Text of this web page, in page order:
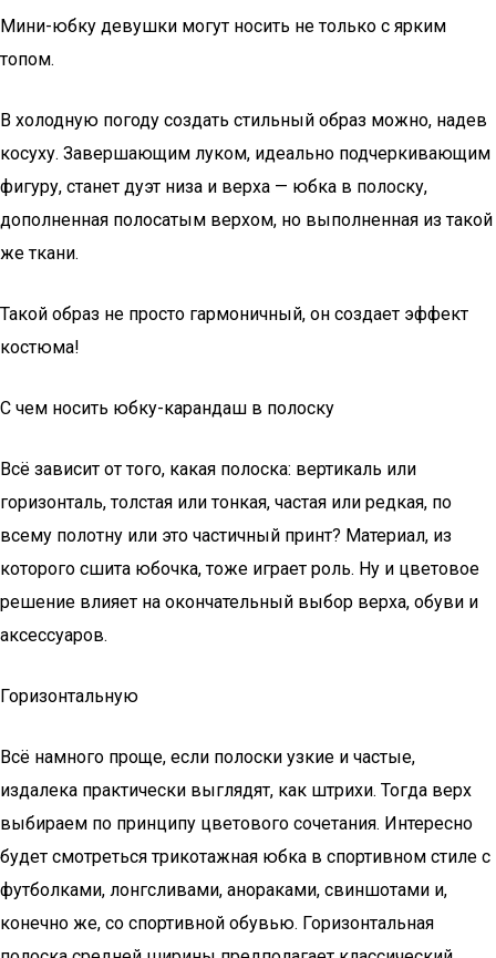
Мини-юбку девушки могут носить не только с ярким
топом.
В холодную погоду создать стильный образ можно, надев
косуху. Завершающим луком, идеально подчеркивающим
фигуру, станет дуэт низа и верха — юбка в полоску,
дополненная полосатым верхом, но выполненная из такой
же ткани.
Такой образ не просто гармоничный, он создает эффект
костюма!
С чем носить юбку-карандаш в полоску
Всё зависит от того, какая полоска: вертикаль или
горизонталь, толстая или тонкая, частая или редкая, по
всему полотну или это частичный принт? Материал, из
которого сшита юбочка, тоже играет роль. Ну и цветовое
решение влияет на окончательный выбор верха, обуви и
аксессуаров.
Горизонтальную
Всё намного проще, если полоски узкие и частые,
издалека практически выглядят, как штрихи. Тогда верх
выбираем по принципу цветового сочетания. Интересно
будет смотреться трикотажная юбка в спортивном стиле с
футболками, лонгсливами, анораками, свиншотами и,
конечно же, со спортивной обувью. Горизонтальная